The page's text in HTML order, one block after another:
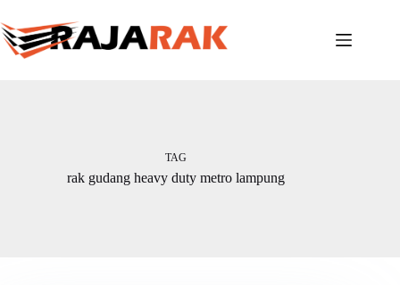
to
content
TAG
rak gudang heavy duty metro lampung